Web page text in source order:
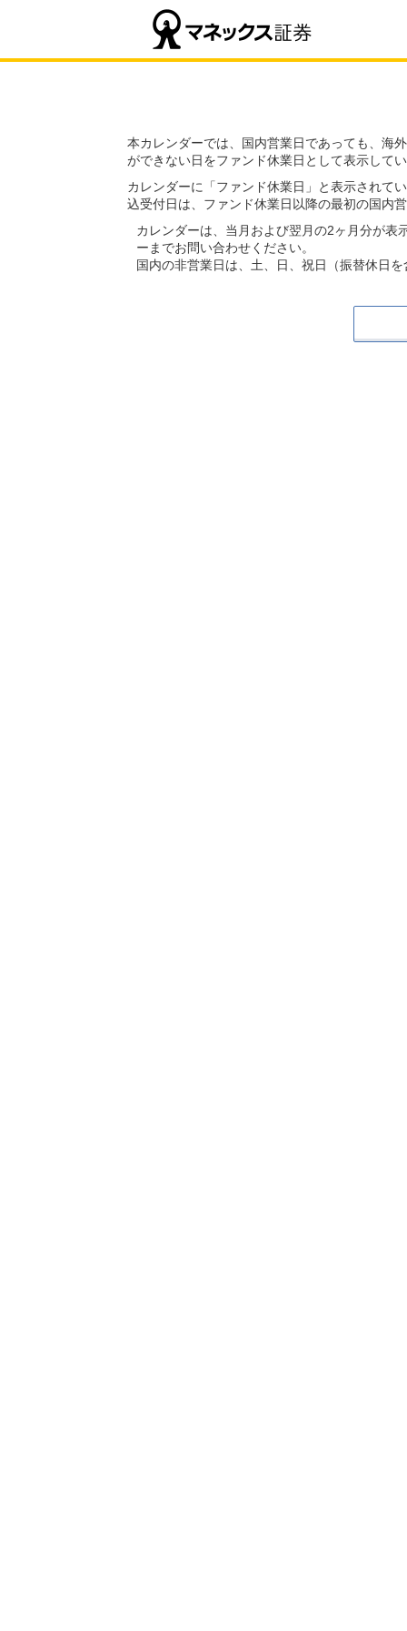
本カレンダーでは、国内営業日であっても、海
ができない日をファンド休業日として表示して
カレンダーに「ファンド休業日」と表示されて
込受付日は、ファンド休業日以降の最初の国内
カレンダーは、当月および翌月の2ヶ月分が表
ーまでお問い合わせください。
国内の非営業日は、土、日、祝日（振替休日